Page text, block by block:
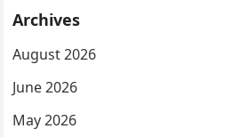
Archives
August 2026
June 2026
May 2026